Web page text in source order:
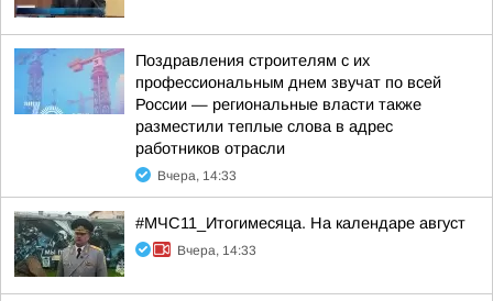
Поздравления строителям с их
профессиональным днем звучат по всей
России — региональные власти также
разместили теплые слова в адрес
работников отрасли
Вчера, 14:33
#МЧС11_Итогимесяца. На календаре август
Вчера, 14:33